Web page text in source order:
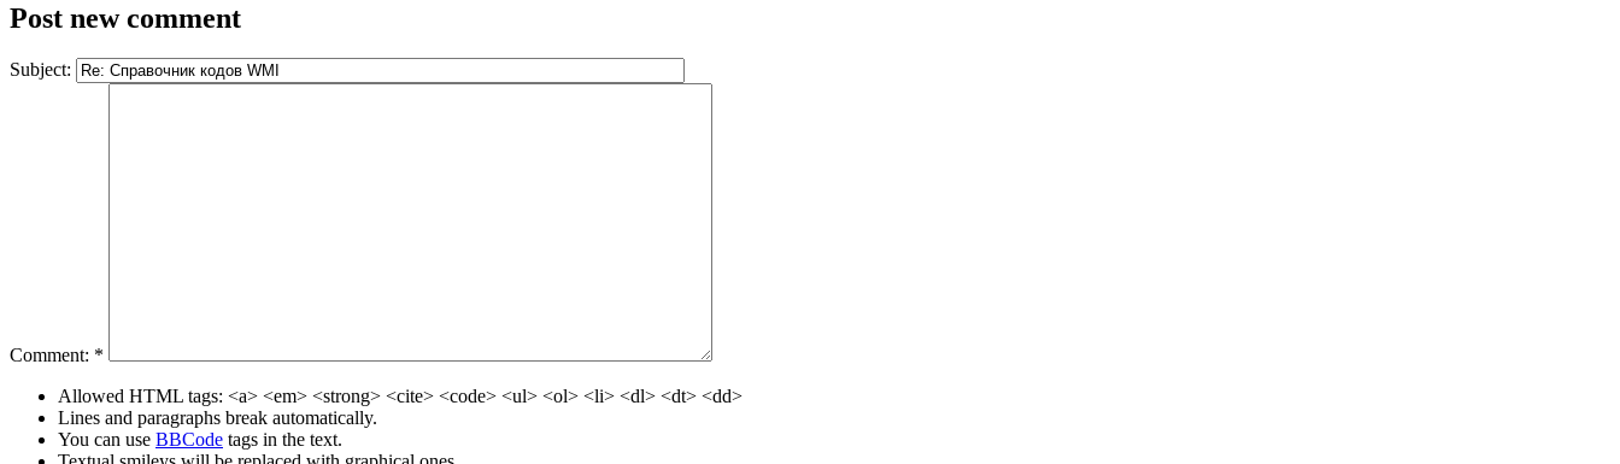
Post new comment
Subject:
Comment: *
Allowed HTML tags: <a> <em> <strong> <cite> <code> <ul> <ol> <li> <dl> <dt> <dd>
Lines and paragraphs break automatically.
You can use BBCode tags in the text.